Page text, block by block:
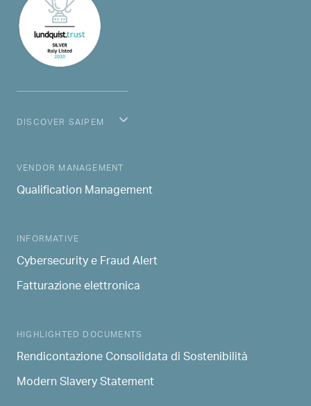
DISCOVER SAIPEM
MAIN NAVIGATION
VENDOR MANAGEMENT
Qualification Management
INFORMATIVE
Cybersecurity e Fraud Alert
Fatturazione elettronica
HIGHLIGHTED DOCUMENTS
Rendicontazione Consolidata di Sostenibilità
Modern Slavery Statement